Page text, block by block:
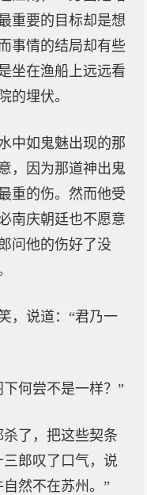
重要的目标却是想
事情的结局却有些
坐在渔船上远远看
的埋伏。
中如鬼魅出现的那
，因为那道神出鬼
重的伤。然而他受
南庆朝廷也不愿意
问他的伤好了没
，说道：“君乃一
何尝不是一样？”
了，把这些契条
郎叹了口气，说
然不在苏州。”